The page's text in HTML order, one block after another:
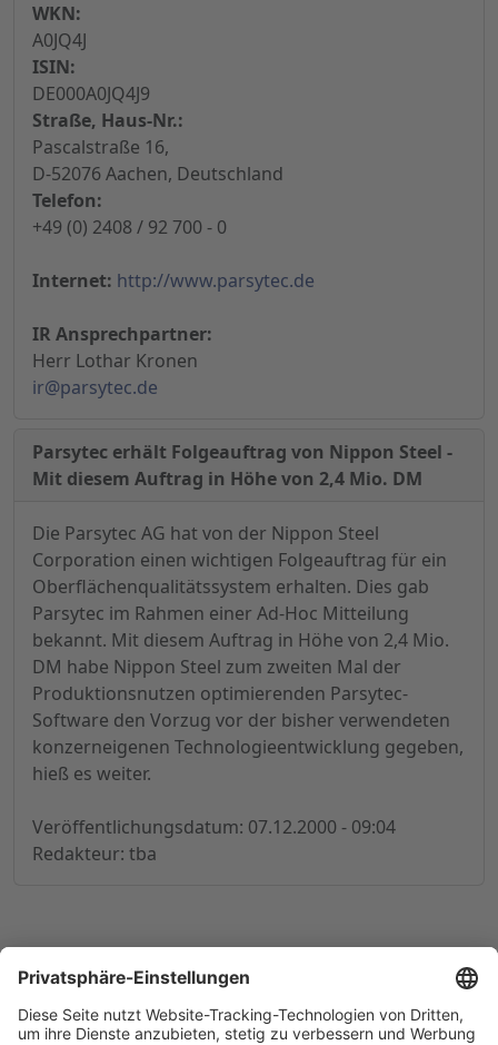
WKN:
A0JQ4J
ISIN:
DE000A0JQ4J9
Straße, Haus-Nr.:
Pascalstraße 16,
D-52076 Aachen, Deutschland
Telefon:
+49 (0) 2408 / 92 700 - 0
Internet: http://www.parsytec.de
IR Ansprechpartner:
Herr Lothar Kronen
ir@parsytec.de
Parsytec erhält Folgeauftrag von Nippon Steel -
Mit diesem Auftrag in Höhe von 2,4 Mio. DM
Die Parsytec AG hat von der Nippon Steel
Corporation einen wichtigen Folgeauftrag für ein
Oberflächenqualitätssystem erhalten. Dies gab
Parsytec im Rahmen einer Ad-Hoc Mitteilung
bekannt. Mit diesem Auftrag in Höhe von 2,4 Mio.
DM habe Nippon Steel zum zweiten Mal der
Produktionsnutzen optimierenden Parsytec-
Software den Vorzug vor der bisher verwendeten
konzerneigenen Technologieentwicklung gegeben,
hieß es weiter.
Veröffentlichungsdatum: 07.12.2000 - 09:04
Redakteur: tba
© 1998-2026by GSC Research GmbH
Datenschutz